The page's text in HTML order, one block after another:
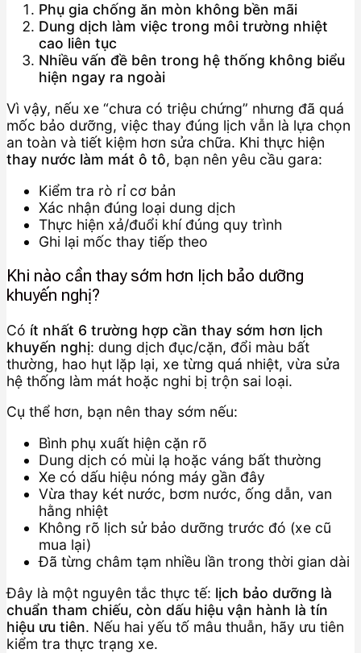
Phụ gia chống ăn mòn không bền mãi
Dung dịch làm việc trong môi trường nhiệt
cao liên tục
Nhiều vấn đề bên trong hệ thống không biểu
hiện ngay ra ngoài
Vì vậy, nếu xe “chưa có triệu chứng” nhưng đã quá
mốc bảo dưỡng, việc thay đúng lịch vẫn là lựa chọn
an toàn và tiết kiệm hơn sửa chữa. Khi thực hiện
thay nước làm mát ô tô, bạn nên yêu cầu gara:
Kiểm tra rò rỉ cơ bản
Xác nhận đúng loại dung dịch
Thực hiện xả/đuổi khí đúng quy trình
Ghi lại mốc thay tiếp theo
Khi nào cần thay sớm hơn lịch bảo dưỡng
khuyến nghị?
Có ít nhất 6 trường hợp cần thay sớm hơn lịch
khuyến nghị: dung dịch đục/cặn, đổi màu bất
thường, hao hụt lặp lại, xe từng quá nhiệt, vừa sửa
hệ thống làm mát hoặc nghi bị trộn sai loại.
Cụ thể hơn, bạn nên thay sớm nếu:
Bình phụ xuất hiện cặn rõ
Dung dịch có mùi lạ hoặc váng bất thường
Xe có dấu hiệu nóng máy gần đây
Vừa thay két nước, bơm nước, ống dẫn, van
hằng nhiệt
Không rõ lịch sử bảo dưỡng trước đó (xe cũ
mua lại)
Đã từng châm tạm nhiều lần trong thời gian dài
Đây là một nguyên tắc thực tế: lịch bảo dưỡng là
chuẩn tham chiếu, còn dấu hiệu vận hành là tín
hiệu ưu tiên. Nếu hai yếu tố mâu thuẫn, hãy ưu tiên
kiểm tra thực trạng xe.